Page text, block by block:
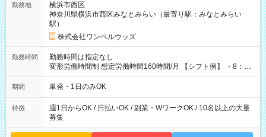
勤務地
横浜市西区
神奈川県横浜市西区みなとみらい（最寄り駅：みなとみらい
駅）
株式会社ワンベルウッズ
勤務時間
勤務時間は指定なし
変形労働時間制 想定労働時間160時間/月 【シフト例】 ・8：00
～21：00
期間 単発・1日のみOK
特徴
週1日からOK / 日払いOK / 副業・WワークOK / 10名以上の大量
募集